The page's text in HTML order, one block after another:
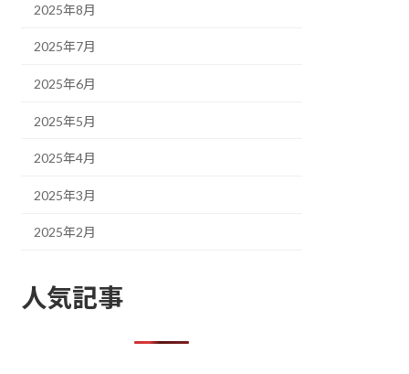
2025年8月
2025年7月
2025年6月
2025年5月
2025年4月
2025年3月
2025年2月
人気記事